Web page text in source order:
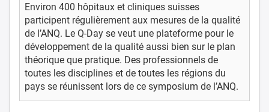
Environ 400 hôpitaux et cliniques suisses
participent régulièrement aux mesures de la qualité
de l’ANQ. Le Q-Day se veut une plateforme pour le
développement de la qualité aussi bien sur le plan
théorique que pratique. Des professionnels de
toutes les disciplines et de toutes les régions du
pays se réunissent lors de ce symposium de l’ANQ.